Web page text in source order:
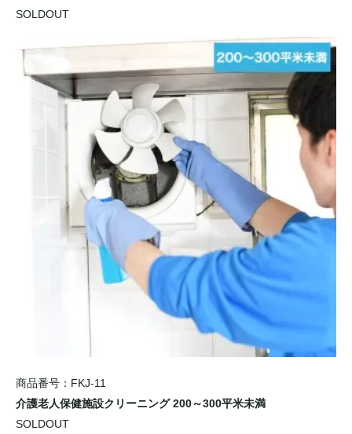
SOLDOUT
商品番号：FKJ-11
介護老人保健施設クリーニング 200～300平米未満
SOLDOUT